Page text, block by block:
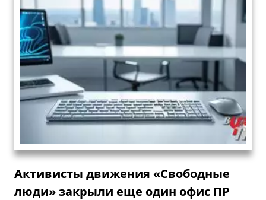
Активисты движения «Свободные
люди» закрыли еще один офис ПР